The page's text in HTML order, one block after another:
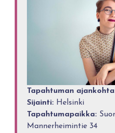
Tapahtuman
Sijainti: Helsinki
Tapahtumapaikka:
Mannerheimintie 34